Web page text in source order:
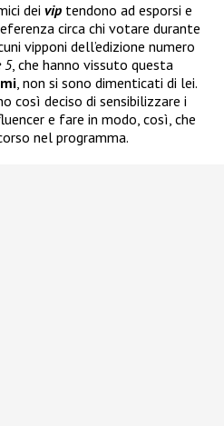
dei vip tendono ad esporsi e
circa chi votare durante
vipponi dell’edizione numero
5, che hanno vissuto questa
, non si sono dimenticati di lei.
così deciso di sensibilizzare i
e fare in modo, così, che
nel programma.